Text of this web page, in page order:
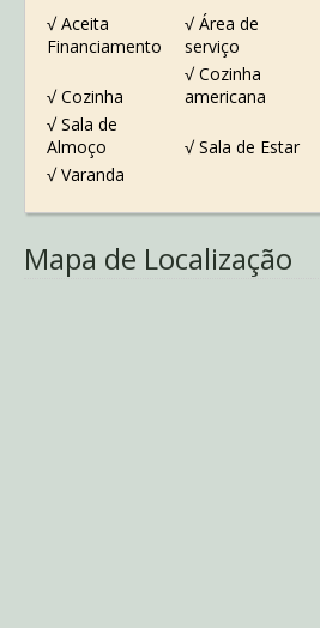
√ Aceita
Financiamento
√ Área de
serviço
√ Cozinha
√ Cozinha
americana
√ Sala de
Almoço
√ Sala de Estar
√ Varanda
Mapa de Localização